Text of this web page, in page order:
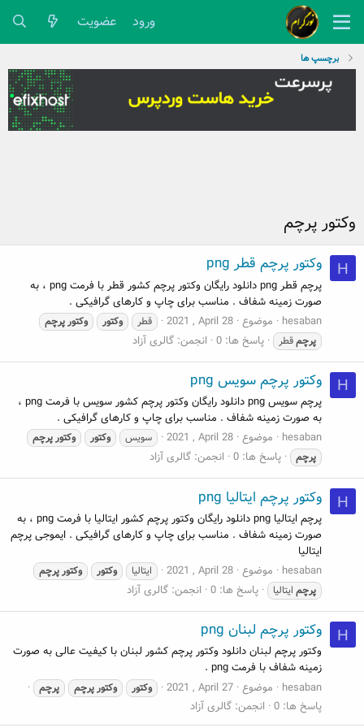
ورود عضویت
برچسپ ها
وکتور پرچم
H وکتور پرچم قطر png
پرچم قطر png دانلود رایگان وکتور پرچم کشور قطر با فرمت png ، به
صورت زمینه شفاف . مناسب برای چاپ و کارهای گرافیکی .
hesaban
موضوع 2021 , April 28 قطر وکتور وکتور پرچم
پرچمقطر پاسخ ها: 0 انجمن: گالری آزاد
H وکتور پرچم سویس png
پرچم سویس png دانلود رایگان وکتور پرچم کشور سویس با فرمت png ،
به صورت زمینه شفاف . مناسب برای چاپ و کارهای گرافیکی .
hesaban
موضوع 2021 , April 28 سویس وکتور وکتورپرچم
پرچم
پاسخ ها: 0 انجمن: گالری آزاد
H وکتور پرچم ایتالیا png
پرچم ایتالیا png دانلود رایگان وکتور پرچم کشور ایتالیا با فرمت png ، به
صورت زمینه شفاف . مناسب برای چاپ و کارهای گرافیکی . ایموجی پرچم
ایتالیا
hesaban
موضوع 2021 , April 28 ایتالیا وکتور وکتورپرچم
پرچم ایتالیا پاسخ ها: 0 انجمن: گالری آزاد
H وکتور پرچم لبنان png
وکتور پرچم لبنان دانلود وکتور پرچم کشور لبنان با کیفیت عالی به صورت
زمینه شفاف با فرمت png .
hesaban
موضوع 2021 , April 27 وکتور وکتور پرچم پرچم
پاسخ ها: 0 انجمن: گالری آزاد